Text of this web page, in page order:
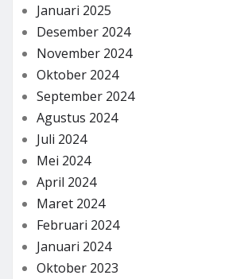
Januari 2025
Desember 2024
November 2024
Oktober 2024
September 2024
Agustus 2024
Juli 2024
Mei 2024
April 2024
Maret 2024
Februari 2024
Januari 2024
Oktober 2023